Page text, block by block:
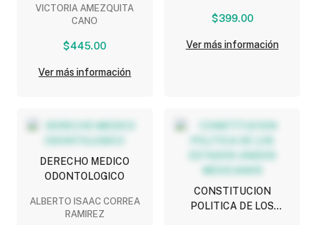
VICTORIA AMEZQUITA
CANO
$445.00
Ver más información
$399.00
Ver más información
DERECHO MEDICO
ODONTOLOGICO
ALBERTO ISAAC CORREA
RAMIREZ
CONSTITUCION
POLITICA DE LOS